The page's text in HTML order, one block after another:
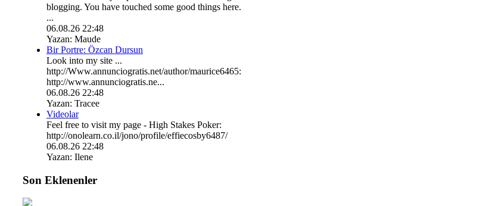
blogging. You have touched some good things here.
...
06.08.26 22:48
Yazan: Maude
Bir Portre: Özcan Dursun
Look into my site ...
http://Www.annunciogratis.net/author/maurice6465:
http://www.annunciogratis.ne...
06.08.26 22:48
Yazan: Tracee
Videolar
Feel free to visit my page - High Stakes Poker:
http://onolearn.co.il/jono/profile/effiecosby6487/
06.08.26 22:48
Yazan: Ilene
Son Eklenenler